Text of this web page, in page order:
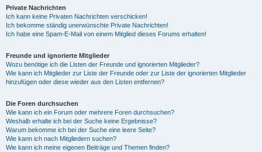
Private Nachrichten
Ich kann keine Privaten Nachrichten verschicken!
Ich bekomme ständig unerwünschte Private Nachrichten!
Ich habe eine Spam-E-Mail von einem Mitglied dieses Forums erhalten!
Freunde und ignorierte Mitglieder
Wozu benötige ich die Listen der Freunde und ignorierten Mitglieder?
Wie kann ich Mitglieder zur Liste der Freunde oder zur Liste der ignorierten Mitglieder
hinzufügen oder diese wieder aus den Listen entfernen?
Die Foren durchsuchen
Wie kann ich ein Forum oder mehrere Foren durchsuchen?
Weshalb erhalte ich bei der Suche keine Ergebnisse?
Warum bekomme ich bei der Suche eine leere Seite?
Wie kann ich nach Mitgliedern suchen?
Wie kann ich meine eigenen Beiträge und Themen finden?